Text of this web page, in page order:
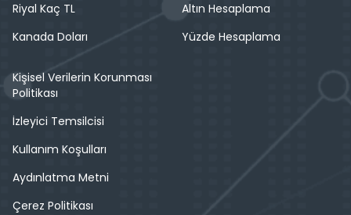
Riyal Kaç TL
Kanada Doları
Altın Hesaplama
Yüzde Hesaplama
Kişisel Verilerin Korunması
Politikası
İzleyici Temsilcisi
Kullanım Koşulları
Aydınlatma Metni
Çerez Politikası